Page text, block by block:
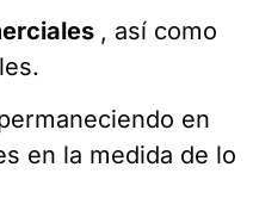
, así como
en
en la medida de lo